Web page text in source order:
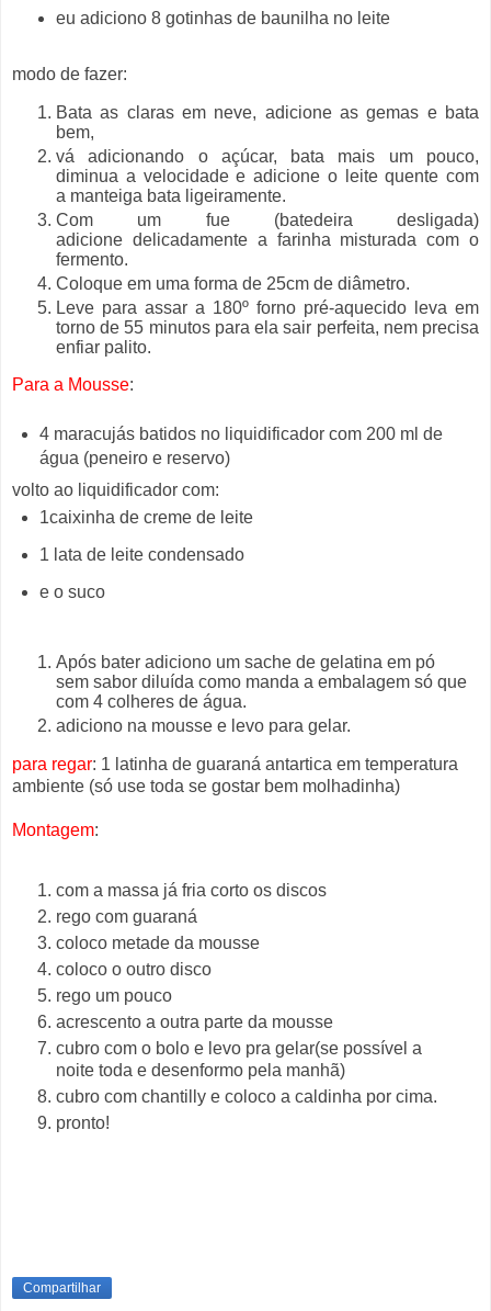
eu adiciono 8 gotinhas de baunilha no leite
modo de fazer:
Bata as claras em neve, adicione as gemas e bata
bem,
vá adicionando o açúcar, bata mais um pouco,
diminua a velocidade e adicione o leite quente com
a manteiga bata ligeiramente.
Com um fue (batedeira desligada)
adicione delicadamente a farinha misturada com o
fermento.
Coloque em uma forma de 25cm de diâmetro.
Leve para assar a 180º forno pré-aquecido leva em
torno de 55 minutos para ela sair perfeita, nem precisa
enfiar palito.
Para a Mousse:
4 maracujás batidos no liquidificador com 200 ml de
água (peneiro e reservo)
volto ao liquidificador com:
1caixinha de creme de leite
1 lata de leite condensado
e o suco
Após bater adiciono um sache de gelatina em pó
sem sabor diluída como manda a embalagem só que
com 4 colheres de água.
adiciono na mousse e levo para gelar.
para regar: 1 latinha de guaraná antartica em temperatura
ambiente (só use toda se gostar bem molhadinha)
Montagem:
com a massa já fria corto os discos
rego com guaraná
coloco metade da mousse
coloco o outro disco
rego um pouco
acrescento a outra parte da mousse
cubro com o bolo e levo pra gelar(se possível a
noite toda e desenformo pela manhã)
cubro com chantilly e coloco a caldinha por cima.
pronto!
Compartilhar